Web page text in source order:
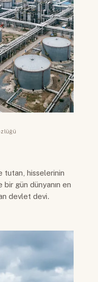
tutan, hisselerinin
gün dünyanın en
devlet devi.